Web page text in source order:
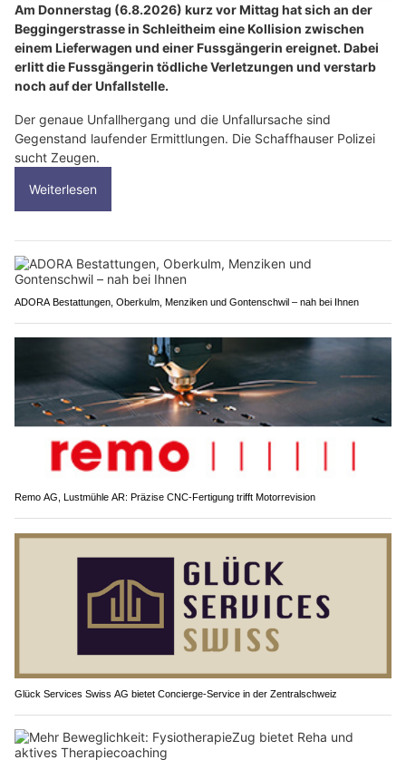
Am Donnerstag (6.8.2026) kurz vor Mittag hat sich an der
Beggingerstrasse in Schleitheim eine Kollision zwischen
einem Lieferwagen und einer Fussgängerin ereignet. Dabei
erlitt die Fussgängerin tödliche Verletzungen und verstarb
noch auf der Unfallstelle.
Der genaue Unfallhergang und die Unfallursache sind
Gegenstand laufender Ermittlungen. Die Schaffhauser Polizei
sucht Zeugen.
Weiterlesen
ADORA Bestattungen, Oberkulm, Menziken und Gontenschwil – nah bei Ihnen
Remo AG, Lustmühle AR: Präzise CNC-Fertigung trifft Motorrevision
Glück Services Swiss AG bietet Concierge-Service in der Zentralschweiz